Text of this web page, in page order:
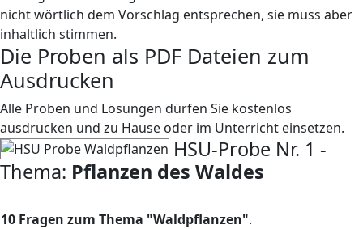
nicht wörtlich dem Vorschlag entsprechen, sie muss aber
inhaltlich stimmen.
Die Proben als PDF Dateien zum
Ausdrucken
Alle Proben und Lösungen dürfen Sie kostenlos
ausdrucken und zu Hause oder im Unterricht einsetzen.
HSU-Probe Nr. 1 -
Thema: Pflanzen des Waldes
10 Fragen zum Thema "Waldpflanzen".